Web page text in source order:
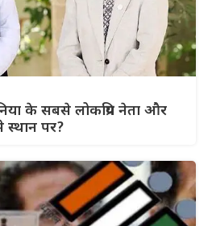
के सबसे लोकप्रिय नेता और
स्थान पर?